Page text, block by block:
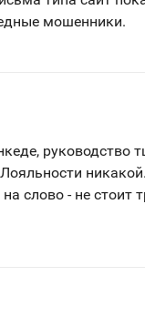
мошенники.
руководство
слово - не стоит